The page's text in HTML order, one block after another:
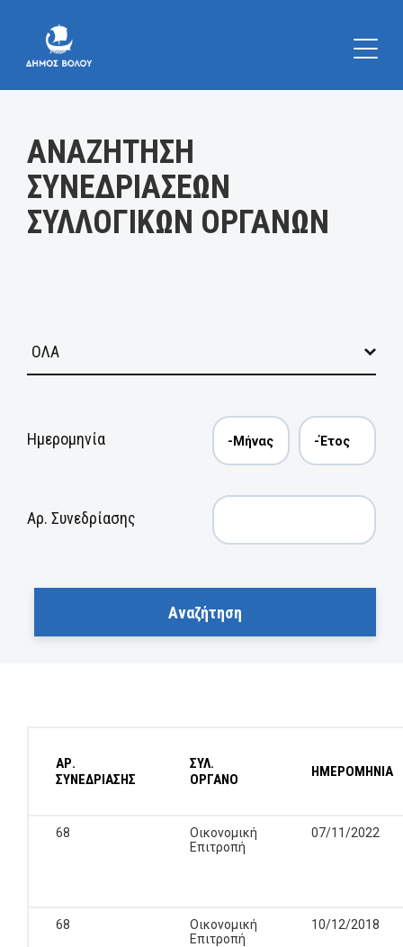
ΑΝΑΖΗΤΗΣΗ
ΣΥΝΕΔΡΙΑΣΕΩΝ
ΣΥΛΛΟΓΙΚΩΝ ΟΡΓΑΝΩΝ
Ημερομηνία
Αρ. Συνεδρίασης
ΑΡ.
ΣΥΝΕΔΡΙΑΣΗΣ
ΣΥΛ.
ΟΡΓΑΝΟ
ΗΜΕΡΟΜΗΝΙΑ
68
Οικονομική
Επιτροπή
07/11/2022
68
Οικονομική
Επιτροπή
10/12/2018